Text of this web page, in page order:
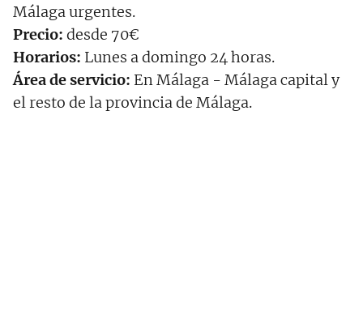
Málaga urgentes.
Precio: desde 70€
Horarios: Lunes a domingo 24 horas.
Área de servicio: En Málaga - Málaga capital y
el resto de la provincia de Málaga.